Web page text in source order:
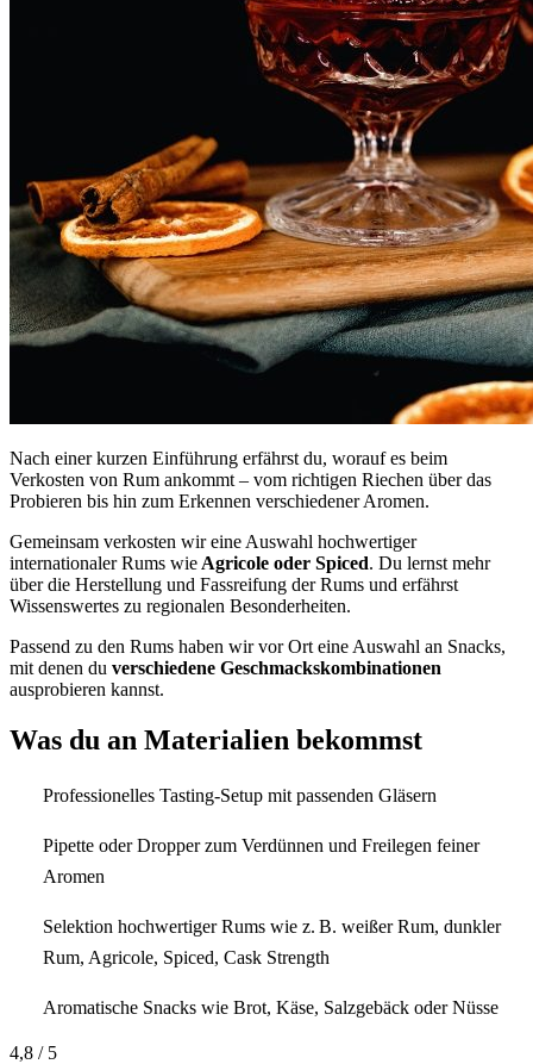
Nach einer kurzen Einführung erfährst du, worauf es beim
Verkosten von Rum ankommt – vom richtigen Riechen über das
Probieren bis hin zum Erkennen verschiedener Aromen.
Gemeinsam verkosten wir eine Auswahl hochwertiger
internationaler Rums wie Agricole oder Spiced. Du lernst mehr
über die Herstellung und Fassreifung der Rums und erfährst
Wissenswertes zu regionalen Besonderheiten.
Passend zu den Rums haben wir vor Ort eine Auswahl an Snacks,
mit denen du verschiedene Geschmackskombinationen
ausprobieren kannst.
Was du an Materialien bekommst
Professionelles Tasting-Setup mit passenden Gläsern
Pipette oder Dropper zum Verdünnen und Freilegen feiner
Aromen
Selektion hochwertiger Rums wie z. B. weißer Rum, dunkler
Rum, Agricole, Spiced, Cask Strength
Aromatische Snacks wie Brot, Käse, Salzgebäck oder Nüsse
4,8 / 5